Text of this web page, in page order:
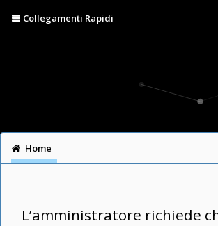
Collegamenti Rapidi
Home
L’amministratore richiede